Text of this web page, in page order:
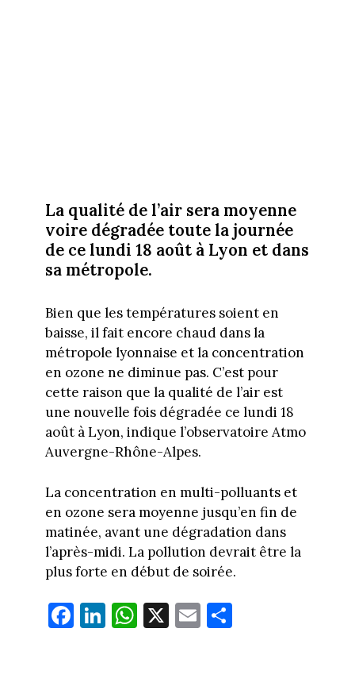
La qualité de l’air sera moyenne
voire dégradée toute la journée
de ce lundi 18 août à Lyon et dans
sa métropole.
Bien que les températures soient en
baisse, il fait encore chaud dans la
métropole lyonnaise et la concentration
en ozone ne diminue pas. C’est pour
cette raison que la qualité de l’air est
une nouvelle fois dégradée ce lundi 18
août à Lyon, indique l’observatoire Atmo
Auvergne-Rhône-Alpes.
La concentration en multi-polluants et
en ozone sera moyenne jusqu’en fin de
matinée, avant une dégradation dans
l’après-midi. La pollution devrait être la
plus forte en début de soirée.
Fa
ce
Li
nk
W
ha
X E
m
Pa